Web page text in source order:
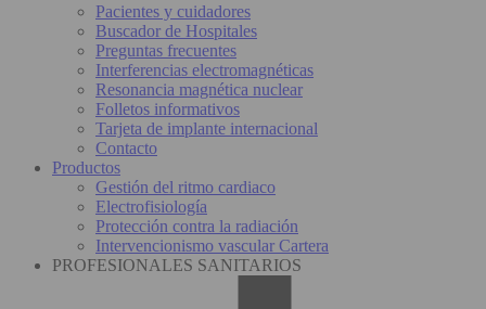
Pacientes y cuidadores
Buscador de Hospitales
Preguntas frecuentes
Interferencias electromagnéticas
Resonancia magnética nuclear
Folletos informativos
Tarjeta de implante internacional
Contacto
Productos
Gestión del ritmo cardiaco
Electrofisiología
Protección contra la radiación
Intervencionismo vascular Cartera
PROFESIONALES SANITARIOS